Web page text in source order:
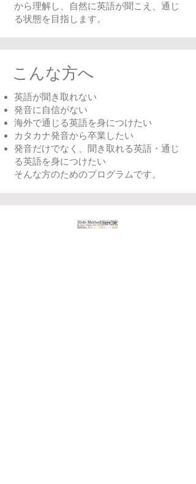
から理解し、自然に英語が聞こえ、通じ
る状態を目指します。
こんな方へ
​​英語が聞き取れない
発音に自信がない
海外で通じる英語を身につけたい
カタカナ発音から卒業したい
発音だけでなく、聞き取れる英語・通じ
る英語を身につけたい
そんな方のためのプログラムです。